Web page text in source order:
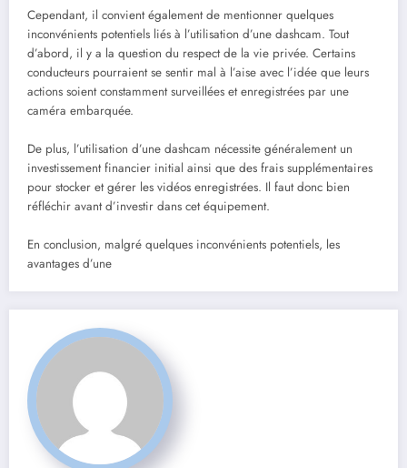
Cependant, il convient également de mentionner quelques
inconvénients potentiels liés à l’utilisation d’une dashcam. Tout
d’abord, il y a la question du respect de la vie privée. Certains
conducteurs pourraient se sentir mal à l’aise avec l’idée que leurs
actions soient constamment surveillées et enregistrées par une
caméra embarquée.
De plus, l’utilisation d’une dashcam nécessite généralement un
investissement financier initial ainsi que des frais supplémentaires
pour stocker et gérer les vidéos enregistrées. Il faut donc bien
réfléchir avant d’investir dans cet équipement.
En conclusion, malgré quelques inconvénients potentiels, les
avantages d’une